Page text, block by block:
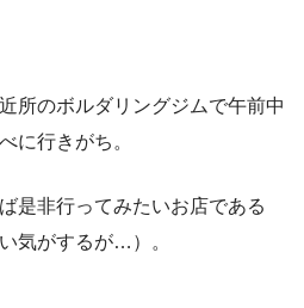
所のボルダリングジムで午前中
に行きがち。
是非行ってみたいお店である
気がするが…）。